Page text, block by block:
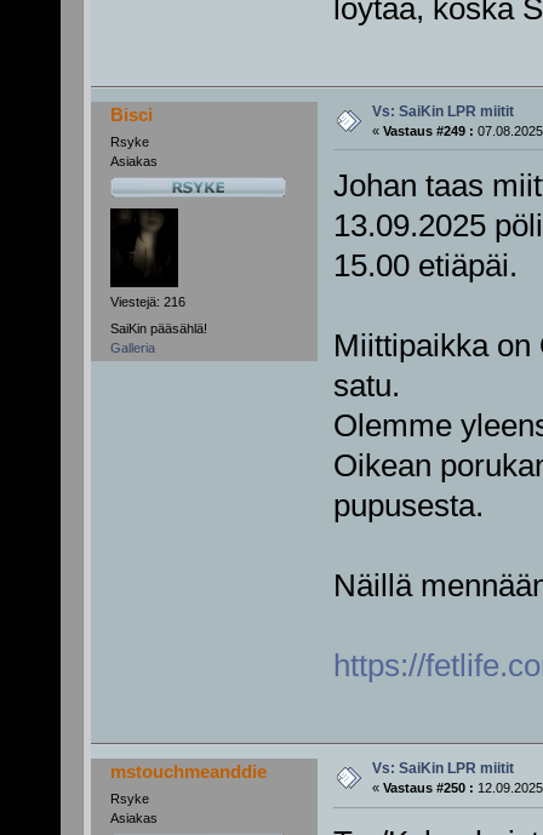
löytää, koska
Bisci
Rsyke
Asiakas
Viestejä: 216
SaiKin pääsählä!
Galleria
Vs: SaiKin LPR miitit
« Vastaus #249 :
Johan taas
13.09.2025
15.00 etiäpäi.
Miittipaikka on
satu.
Olemme
Oikean
pupusesta.
Näillä
https://
mstouchmeanddie
Rsyke
Asiakas
Vs: SaiKin LPR miitit
« Vastaus #250 :